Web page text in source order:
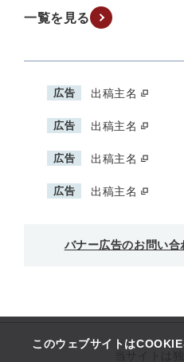
このウェブサイトは
一覧を見る
広告 出稿主名
広告 出稿主名
広告 出稿主名
広告 出稿主名
バナー広告のお問い合